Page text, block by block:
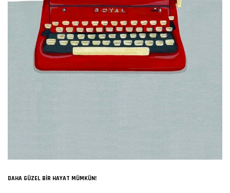
DAHA GÜZEL BIR HAYAT MÜMKÜN!